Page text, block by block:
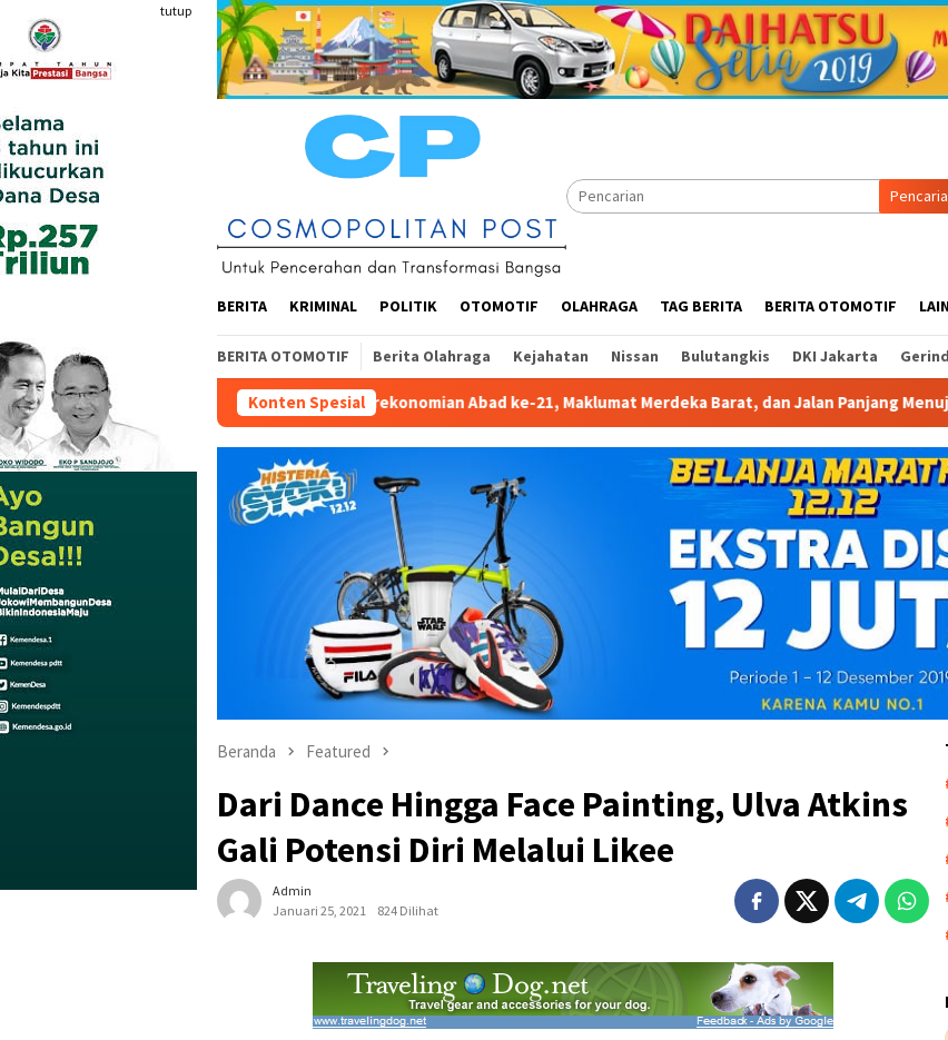
konten
tutup
BERITA KRIMINAL POLITIK OTOMOTIF OLAHRAGA TAG BERITA BERITA OTOMOTIF
BERITA OTOMOTIF Berita Olahraga Kejahatan Nissan Bulutangkis DKI Jakarta
Konten Spesial
Arsitektur Perekonomian Abad ke-21, Maklumat Merdeka Barat, dan Jalan Panjang Menuju Kedaulatan Ekonomi.
Beranda Featured
Dari Dance Hingga Face Painting, Ulva Atkins
Gali Potensi Diri Melalui Likee
Admin
Januari 25, 2021
824 Dilihat